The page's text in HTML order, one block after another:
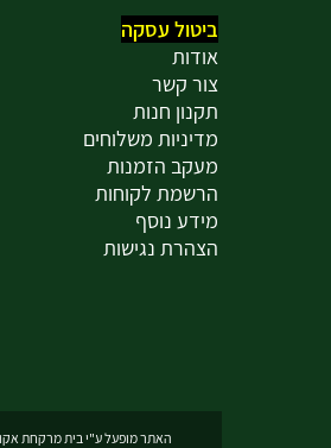
ביטול עסקה
אודות
צור קשר
תקנון חנות
מדיניות משלוחים
מעקב הזמנות
הרשמת לקוחות
מידע נוסף
הצהרת נגישות
האתר מופעל ע"י בית מרקחת אקו-פארם ,